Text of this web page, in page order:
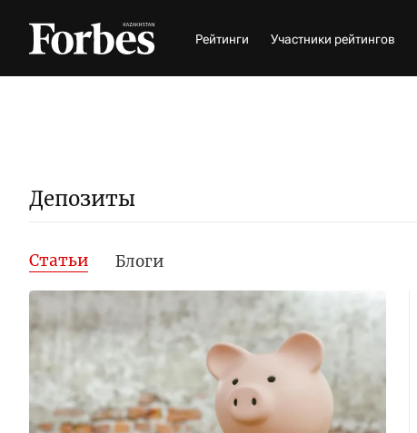
Рейтинги Участники рейтингов
Депозиты
Статьи Блоги